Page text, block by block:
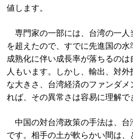
値します。
専門家の一部には、台湾の一人
を超えたので、すでに先進国の
成熟化に伴い成長率が落ちるのは
人もいます。しかし、輸出、対
な大きさ、台湾経済のファンダメ
れば、その異常さは容易に理解で
中国の対台湾政策の手法は、台
です。相手の土が軟らかい間は